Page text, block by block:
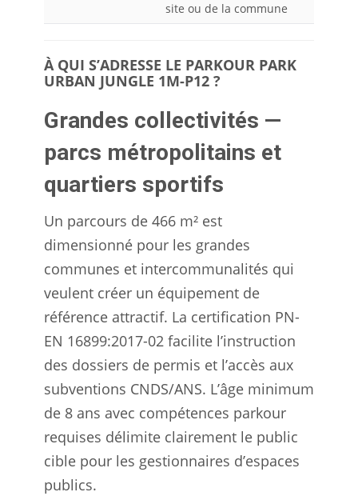
site ou de la commune
À QUI S’ADRESSE LE PARKOUR PARK
URBAN JUNGLE 1M-P12 ?
Grandes collectivités —
parcs métropolitains et
quartiers sportifs
Un parcours de 466 m² est
dimensionné pour les grandes
communes et intercommunalités qui
veulent créer un équipement de
référence attractif. La certification PN-
EN 16899:2017-02 facilite l’instruction
des dossiers de permis et l’accès aux
subventions CNDS/ANS. L’âge minimum
de 8 ans avec compétences parkour
requises délimite clairement le public
cible pour les gestionnaires d’espaces
publics.